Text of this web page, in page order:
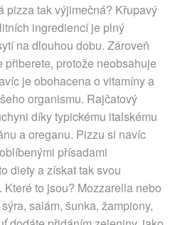
pizza tak výjimečná? Křupavý
ingrediencí je plný
na dlouhou dobu. Zároveň
přiberete, protože neobsahuje
je obohacena o vitamíny a
organismu. Rajčatový
díky typickému italskému
a oreganu. Pizzu si navíc
přísadami
diety a získat tak svou
to jsou? Mozzarella nebo
salám, šunka, žampiony,